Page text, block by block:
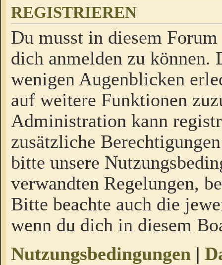
REGISTRIEREN
Du musst in diesem
dich anmelden zu
wenigen Augenblicken
auf weitere Funktionen
Administration kann
zusätzliche
bitte unsere
verwandten Regelungen,
Bitte beachte auch die
wenn du dich in diesem
Nutzungsbedingungen |